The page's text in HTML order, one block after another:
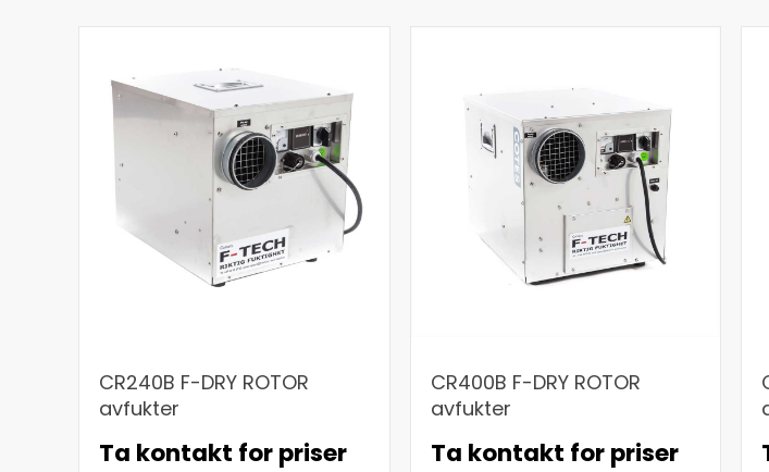
CR240B F-DRY ROTOR
avfukter
Ta kontakt for priser
CR400B F-DRY ROTOR
avfukter
Ta kontakt for priser